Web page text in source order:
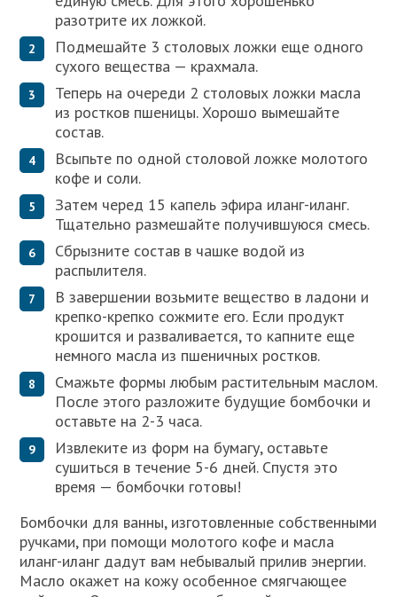
разотрите их ложкой.
Подмешайте 3 столовых ложки еще одного
сухого вещества — крахмала.
Теперь на очереди 2 столовых ложки масла
из ростков пшеницы. Хорошо вымешайте
состав.
Всыпьте по одной столовой ложке молотого
кофе и соли.
Затем черед 15 капель эфира иланг-иланг.
Тщательно размешайте получившуюся смесь.
Сбрызните состав в чашке водой из
распылителя.
В завершении возьмите вещество в ладони и
крепко-крепко сожмите его. Если продукт
крошится и разваливается, то капните еще
немного масла из пшеничных ростков.
Смажьте формы любым растительным маслом.
После этого разложите будущие бомбочки и
оставьте на 2-3 часа.
Извлеките из форм на бумагу, оставьте
сушиться в течение 5-6 дней. Спустя это
время — бомбочки готовы!
Бомбочки для ванны, изготовленные собственными
ручками, при помощи молотого кофе и масла
иланг-иланг дадут вам небывалый прилив энергии.
Масло окажет на кожу особенное смягчающее